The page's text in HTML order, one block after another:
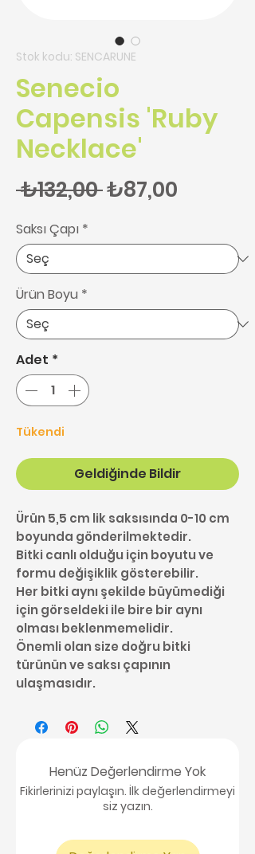
Stok kodu: SENCARUNE
Senecio
Capensis 'Ruby
Necklace'
₺132,00 Normal Fiyat
₺87,00
Saksı Çapı *
Ürün Boyu *
Adet *
Tükendi
Geldiğinde Bildir
Ürün 5,5 cm lik saksısında 0-10 cm
boyunda gönderilmektedir.
Bitki canlı olduğu için boyutu ve
formu değişiklik gösterebilir.
Her bitki aynı şekilde büyümediği
için görseldeki ile bire bir aynı
olması beklenmemelidir.
Önemli olan size doğru bitki
türünün ve saksı çapının
ulaşmasıdır.
Henüz Değerlendirme Yok
Fikirlerinizi paylaşın. İlk değerlendirmeyi
siz yazın.